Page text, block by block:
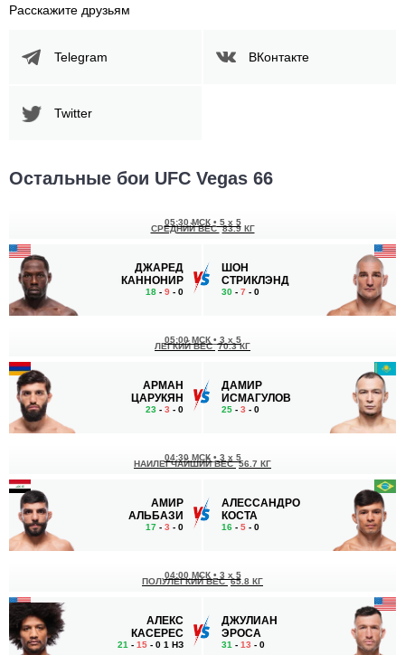
Расскажите друзьям
Telegram ВКонтакте
Twitter
Остальные бои UFC Vegas 66
ДЖАРЕД
КАННОНИР
18 - 9 - 0
05:30 МСК • 5 x 5
СРЕДНИЙ ВЕС 83.9 КГ
ШОН
СТРИКЛЭНД
30 - 7 - 0
АРМАН
ЦАРУКЯН
23 - 3 - 0
05:00 МСК • 3 x 5
ЛЕГКИЙ ВЕС 70.3 КГ
ДАМИР
ИСМАГУЛОВ
25 - 3 - 0
АМИР
АЛЬБАЗИ
17 - 3 - 0
04:30 МСК • 3 x 5
НАИЛЕГЧАЙШИЙ ВЕС 56.7 КГ
АЛЕССАНДРО
КОСТА
16 - 5 - 0
АЛЕКС
КАСЕРЕС
21 - 15 - 0 1 НЗ
04:00 МСК • 3 x 5
ПОЛУЛЕГКИЙ ВЕС 65.8 КГ
ДЖУЛИАН
ЭРОСА
31 - 13 - 0